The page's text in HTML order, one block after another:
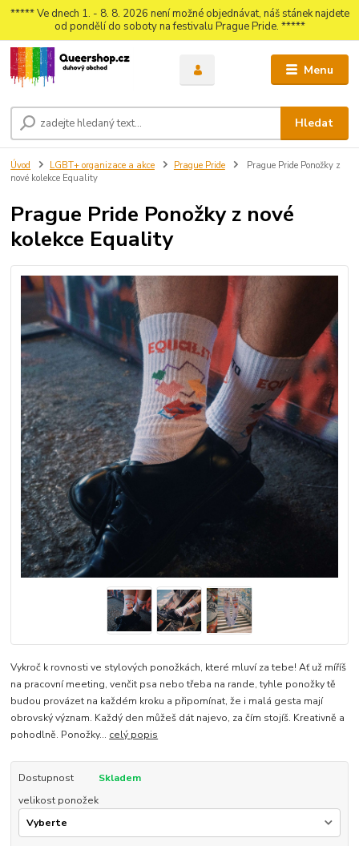
***** Ve dnech 1. - 8. 8. 2026 není možné objednávat, náš stánek najdete
od pondělí do soboty na festivalu Prague Pride. *****
Menu
Hledat
Úvod LGBT+ organizace a akce Prague Pride
Prague Pride Ponožky z
nové kolekce Equality
Prague Pride Ponožky z nové
kolekce Equality
Vykroč k rovnosti ve stylových ponožkách, které mluví za tebe! Ať už míříš
na pracovní meeting, venčit psa nebo třeba na rande, tyhle ponožky tě
budou provázet na každém kroku a připomínat, že i malá gesta mají
obrovský význam. Každý den můžeš dát najevo, za čím stojíš. Kreativně a
pohodlně. Ponožky... celý popis
Dostupnost
Skladem
velikost ponožek